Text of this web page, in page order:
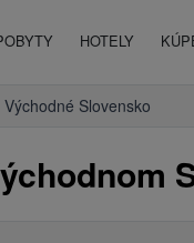
HOTELY
Východné Slovensko